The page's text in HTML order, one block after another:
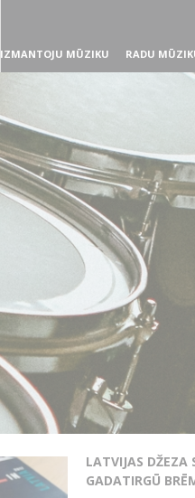
IZMANTOJU MŪZIKU RADU
LATVIJAS DŽEZA
GADATIRGŪ